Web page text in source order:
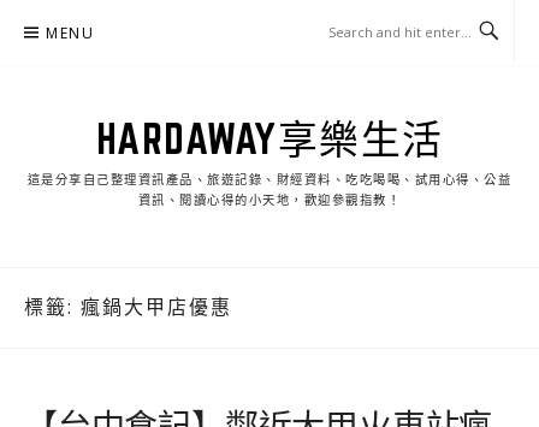
MENU
HARDAWAY享樂生活
這是分享自己整理資訊產品、旅遊記錄、財經資料、吃吃喝喝、試用心得、公益
資訊、閱讀心得的小天地，歡迎參觀指教！
標籤: 瘋鍋大甲店優惠